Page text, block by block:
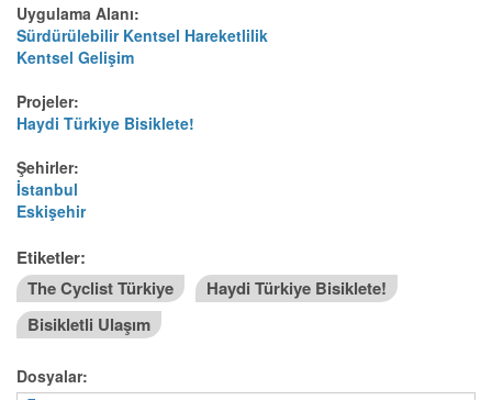
Uygulama Alanı:
Sürdürülebilir Kentsel Hareketlilik
Kentsel Gelişim
Projeler:
Haydi Türkiye Bisiklete!
Şehirler:
İstanbul
Eskişehir
Etiketler:
The Cyclist Türkiye
Haydi Türkiye Bisiklete!
Bisikletli Ulaşım
Dosyalar: